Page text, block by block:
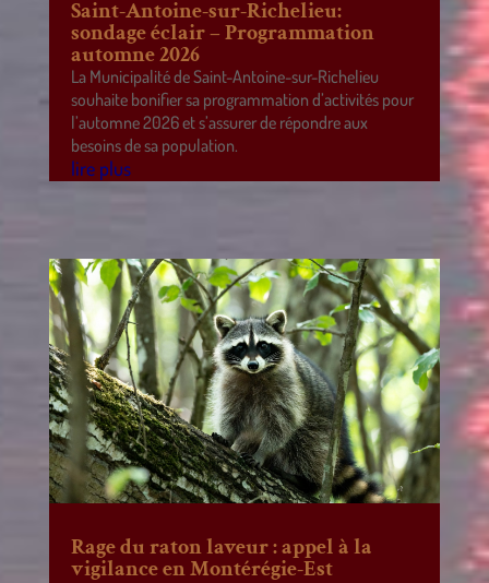
Saint-Antoine-sur-Richelieu:
sondage éclair – Programmation
automne 2026
La Municipalité de Saint-Antoine-sur-Richelieu
souhaite bonifier sa programmation d’activités pour
l’automne 2026 et s’assurer de répondre aux
besoins de sa population.
lire plus
Rage du raton laveur : appel à la
vigilance en Montérégie-Est